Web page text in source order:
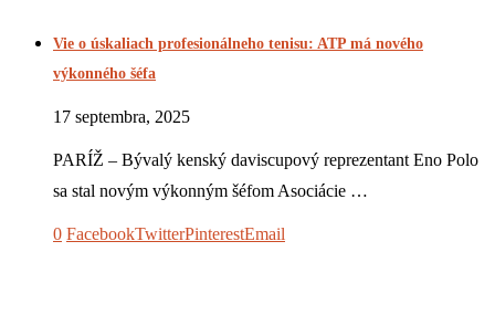
Vie o úskaliach profesionálneho tenisu: ATP má nového
výkonného šéfa
17 septembra, 2025
PARÍŽ – Bývalý kenský daviscupový reprezentant Eno Polo
sa stal novým výkonným šéfom Asociácie …
0 FacebookTwitterPinterestEmail